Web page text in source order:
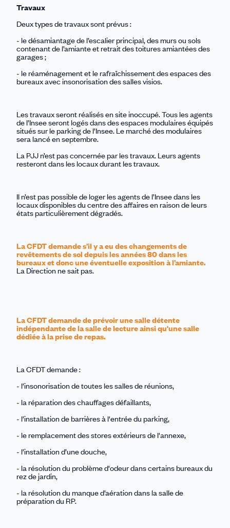
Travaux
Deux types de travaux sont prévus :
- le désamiantage de l’escalier principal, des murs ou sols
contenant de l’amiante et retrait des toitures amiantées des
garages ;
- le réaménagement et le rafraîchissement des espaces des
bureaux avec insonorisation des salles visios.
Les travaux seront réalisés en site inoccupé. Tous les agents
de l’Insee seront logés dans des espaces modulaires équipés
situés sur le parking de l’Insee. Le marché des modulaires
sera lancé en septembre.
La PJJ n’est pas concernée par les travaux. Leurs agents
resteront dans les locaux durant les travaux.
Il n’est pas possible de loger les agents de l’Insee dans les
locaux disponibles du centre des affaires en raison de leurs
états particulièrement dégradés.
La CFDT demande s’il y a eu des changements de
revêtements de sol depuis les années 80 dans les
bureaux et donc une éventuelle exposition à l’amiante.
La Direction ne sait pas.
La CFDT demande de prévoir une salle détente
indépendante de la salle de lecture ainsi qu'une salle
dédiée à la prise de repas.
La CFDT demande :
- l’insonorisation de toutes les salles de réunions,
- la réparation des chauffages défaillants,
- l’installation de barrières à l'entrée du parking,
- le remplacement des stores extérieurs de l'annexe,
- l’installation d’une douche,
- la résolution du problème d'odeur dans certains bureaux du
rez de jardin,
- la résolution du manque d’aération dans la salle de
préparation du RP.